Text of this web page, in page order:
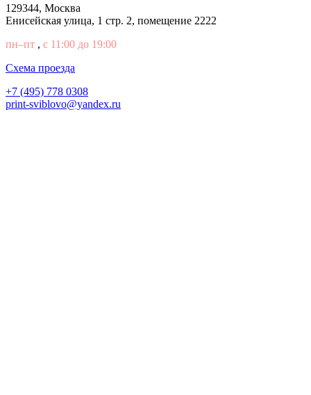
129344, Москва
Енисейская улица, 1 стр. 2, помещение 2222
пн–пт , с 11:00 до 19:00
Cхема проезда
+7 (495) 778 0308
print-sviblovo@yandex.ru